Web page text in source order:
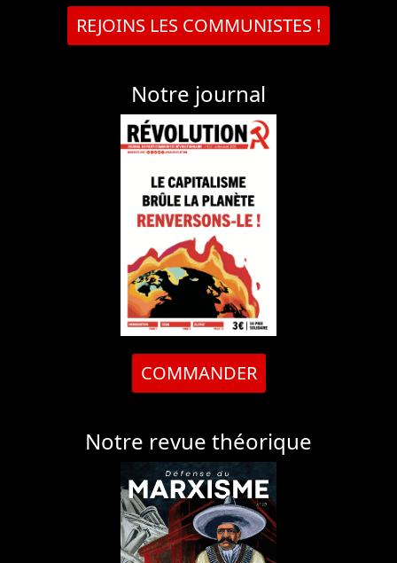
REJOINS LES COMMUNISTES !
Notre journal
COMMANDER
Notre revue théorique